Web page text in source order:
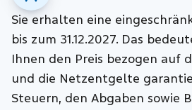
Sie erhalten eine
bis zum 31.12.2027. Das
Ihnen den Preis bezogen auf
und die Netzentgelte
Steuern, den Abgaben sowie